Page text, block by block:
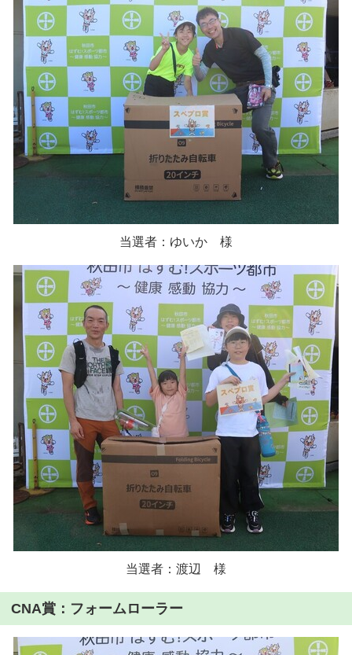
当選者：ゆいか 様
当選者：渡辺 様
CNA賞：フォームローラー